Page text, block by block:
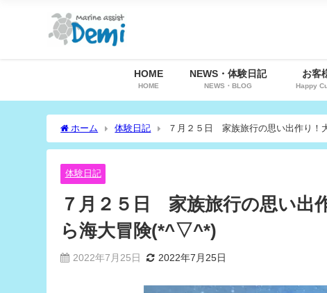
HOME
HOME
NEWS・体験日記
NEWS・BLOG
お客
Happy
ホーム 体験日記 ７月２５日 家族旅行の思い出作り！
体験日記
７月２５日 家族旅行の思い出
ら海大冒険(*^▽^*)
2022年7月25日 2022年7月25日